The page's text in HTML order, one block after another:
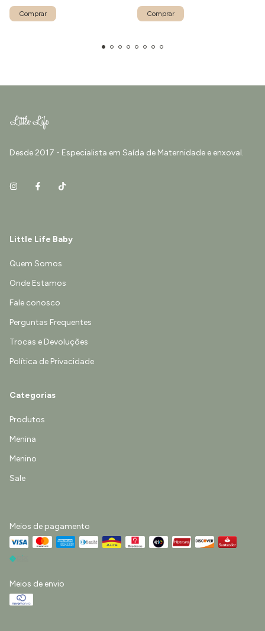
Comprar Comprar
Desde 2017 - Especialista em Saída de Maternidade e enxoval.
Little Life Baby
Quem Somos
Onde Estamos
Fale conosco
Perguntas Frequentes
Trocas e Devoluções
Política de Privacidade
Categorias
Produtos
Menina
Menino
Sale
Meios de pagamento
Meios de envio